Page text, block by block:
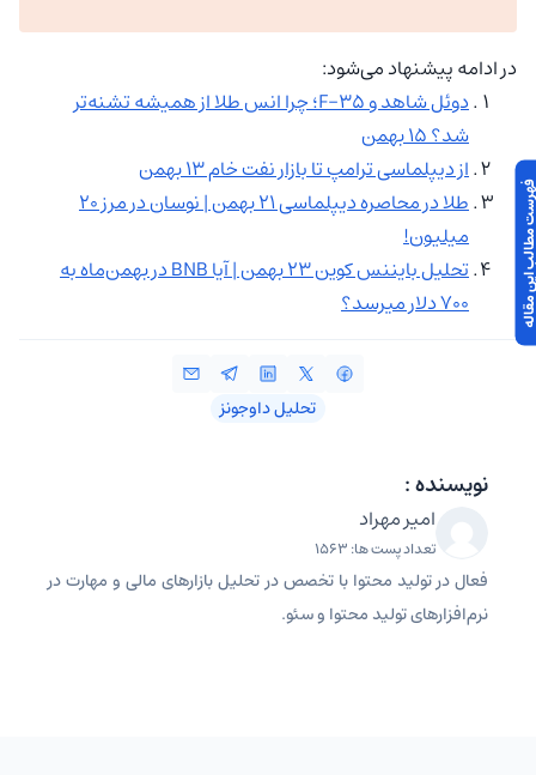
در ادامه پیشنهاد می‌شود:
دوئل شاهد و F-35؛ چرا انس طلا از همیشه تشنه‌تر
شد؟ ۱۵ بهمن
از دیپلماسی ترامپ تا بازار نفت خام ۱۳ بهمن
طلا در محاصره دیپلماسی ۲۱ بهمن | نوسان در مرز ۲۰
میلیون!
تحلیل بایننس کوین ۲۳ بهمن | آیا BNB در بهمن‌ماه به
۷۰۰ دلار میرسد؟
تحلیل داوجونز
نویسنده :
امیر مهراد
تعداد پست ها: 1563
فعال در تولید محتوا با تخصص در تحلیل بازارهای مالی و مهارت در
نرم‌افزارهای تولید محتوا و سئو.
مقاله